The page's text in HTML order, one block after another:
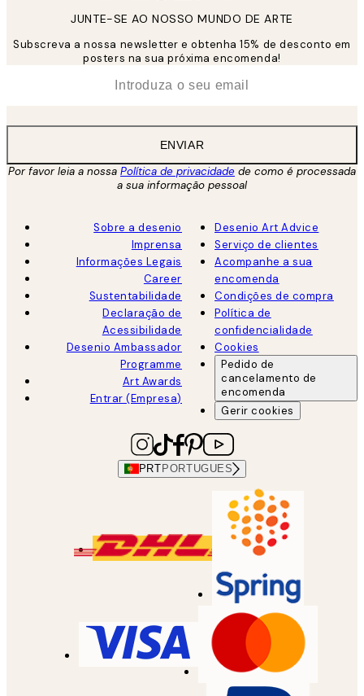
JUNTE-SE AO NOSSO MUNDO DE ARTE
Subscreva a nossa newsletter e obtenha 15% de desconto em
posters na sua próxima encomenda!
ENVIAR
Por favor leia a nossa Política de privacidade de como é processada
a sua informação pessoal
Sobre a desenio
Imprensa
Informações Legais
Career
Sustentabilidade
Declaração de
Acessibilidade
Desenio Ambassador
Programme
Art Awards
Entrar (Empresa)
Desenio Art Advice
Serviço de clientes
Acompanhe a sua
encomenda
Condições de compra
Política de
confidencialidade
Cookies
Pedido de
cancelamento de
encomenda
Gerir cookies
PRT PORTUGUES